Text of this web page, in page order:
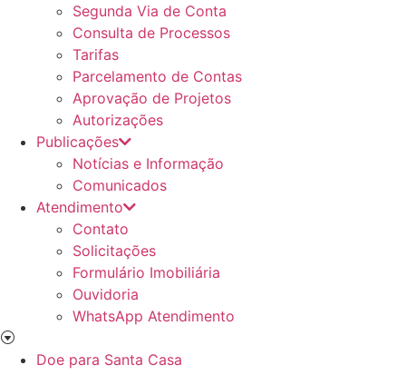
Segunda Via de Conta
Consulta de Processos
Tarifas
Parcelamento de Contas
Aprovação de Projetos
Autorizações
Publicações
Notícias e Informação
Comunicados
Atendimento
Contato
Solicitações
Formulário Imobiliária
Ouvidoria
WhatsApp Atendimento
Doe para Santa Casa